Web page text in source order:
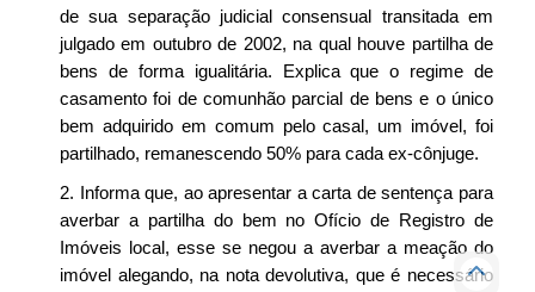
de sua separação judicial consensual transitada em
julgado em outubro de 2002, na qual houve partilha de
bens de forma igualitária. Explica que o regime de
casamento foi de comunhão parcial de bens e o único
bem adquirido em comum pelo casal, um imóvel, foi
partilhado, remanescendo 50% para cada ex-cônjuge.
2. Informa que, ao apresentar a carta de sentença para
averbar a partilha do bem no Ofício de Registro de
Imóveis local, esse se negou a averbar a meação do
imóvel alegando, na nota devolutiva, que é necessário